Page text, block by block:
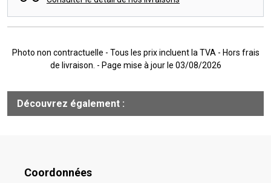
Photo non contractuelle - Tous les prix incluent la TVA - Hors frais
de livraison. - Page mise à jour le 03/08/2026
Découvrez également :
Coordonnées